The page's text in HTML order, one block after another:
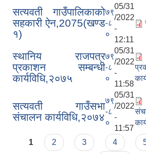
सत्यवती गाउँपालिकाको
सहकारी ऐन,2075(खण्ड
१)
७९
-८
०
05/31
/2022
-
12:11
स्थानिय राजपत्र
प्रकाशन सम्बन्धी
कार्यविधि,२०७५
७९
-८
०
05/31
/2022
-
11:58
सत्यवती गाउँसभा
संचालन कार्यविधि,२०७४
७९
-८
०
05/31
/2022
-
11:57
Pages
1 2 3 4